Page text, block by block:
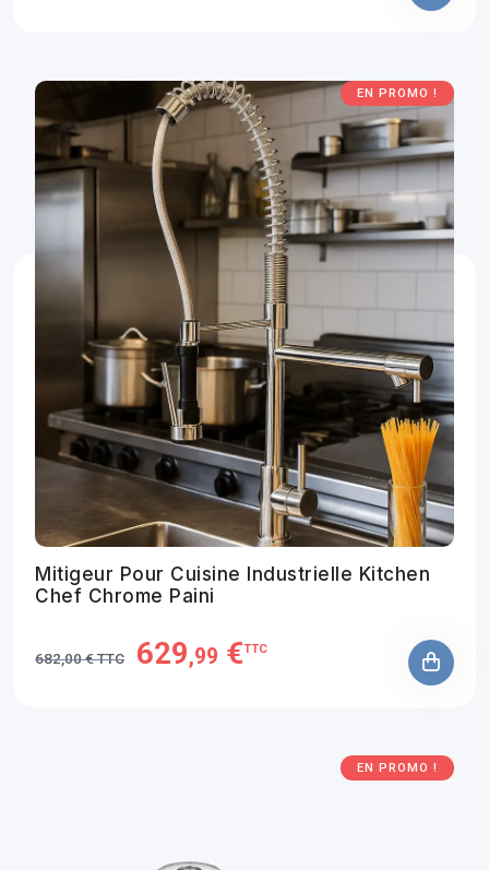
EN PROMO !
Mitigeur Pour Cuisine Industrielle Kitchen
Chef Chrome Paini
682,00 € TTC 629,99 €TTC
EN PROMO !